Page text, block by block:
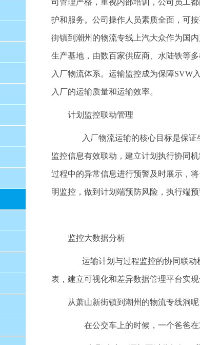
司管理严格，重视内部培训，公司员工
护和服务。公司操作人员素质全面，可
街镇到潮州的物流专线上汽大众作为国
生产基地，由数百家供应商、水陆铁等
入厂物流体系。运输监控成为保障SVW
入厂的运输质量和运输效率。
计划监控联动管理
入厂物流运输的核心目标是保证
监控信息有效联动，建立计划执行协同
过程中的异常信息进行预警及时展示，
明监控，做到计划端预防风险，执行端预
监控大数据分析
运输计划与过程监控的协同联动
表，建立可视化和差异数据管理平台实
从萧山新街镇到潮州的物流专线洞
在公交车上的时候，一个爸爸在